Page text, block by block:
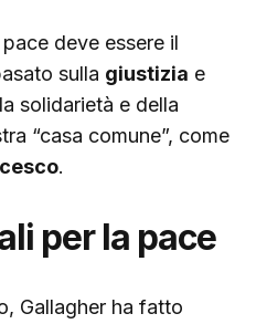
deve essere il
sulla giustizia e
solidarietà e della
“casa comune”, come
.
per la pace
Gallagher ha fatto